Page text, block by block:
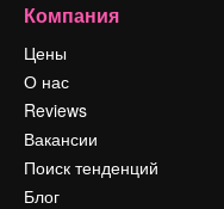
Компания
Цены
О нас
Reviews
Вакансии
Поиск тенденций
Блог